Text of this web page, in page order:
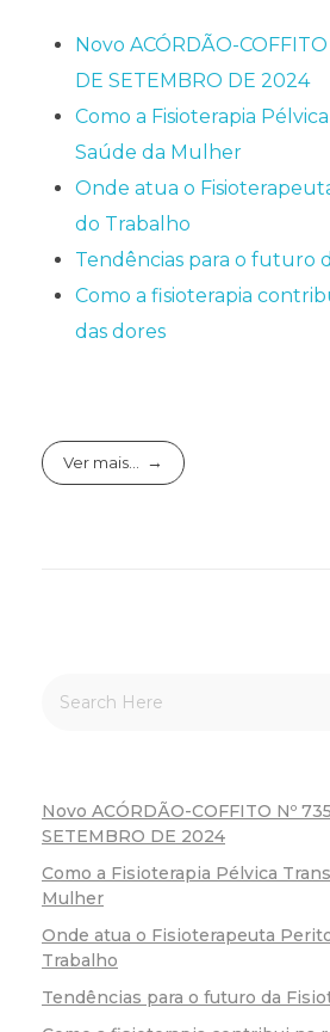
Novo ACÓRDÃO-COFFITO
DE SETEMBRO DE 2024
Como a Fisioterapia
Saúde da Mulher
Onde atua o
do Trabalho
Tendências para o futuro
Como a fisioterapia
das dores
Ver mais...
Novo ACÓRDÃO-COFFITO Nº
SETEMBRO DE 2024
Como a Fisioterapia Pélvica
Mulher
Onde atua o Fisioterapeuta
Trabalho
Tendências para o futuro da